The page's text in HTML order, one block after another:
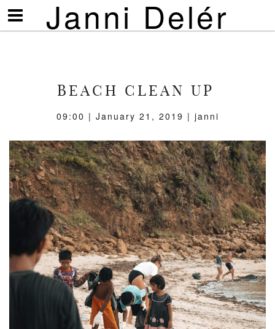
Janni Delér
Visa/göm
meny
BEACH CLEAN UP
09:00 | January 21, 2019 | janni